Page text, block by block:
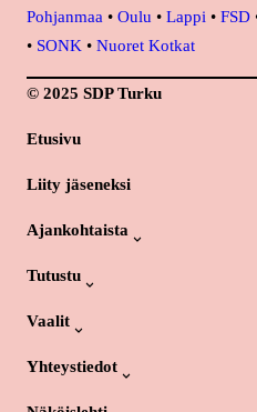
Pohjanmaa • Oulu • Lappi • FSD
• SONK • Nuoret Kotkat
© 2025 SDP Turku
Etusivu
Liity jäseneksi
Ajankohtaista
Tutustu
Vaalit
Yhteystiedot